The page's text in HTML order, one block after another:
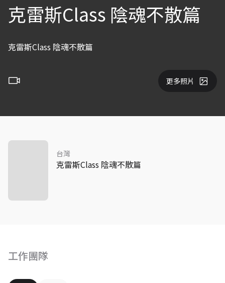
克雷斯Class 陰魂不散篇
克雷斯Class 陰魂不散篇
更多照片
工作團隊
台灣
克雷斯Class 陰魂不散篇